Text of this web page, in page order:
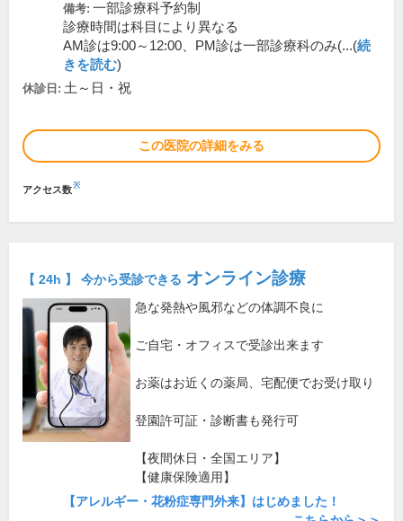
備考: 一部診療科予約制
診療時間は科目により異なる
AM診は9:00～12:00、PM診は一部診療科のみ(...(続
きを読む)
休診日: 土～日・祝
この医院の詳細をみる
アクセス数※
【 24h 】 今から受診できる オンライン診療
急な発熱や風邪などの体調不良に
ご自宅・オフィスで受診出来ます
お薬はお近くの薬局、宅配便でお受け取り
登園許可証・診断書も発行可
【夜間休日・全国エリア】
【健康保険適用】
【アレルギー・花粉症専門外来】はじめました！